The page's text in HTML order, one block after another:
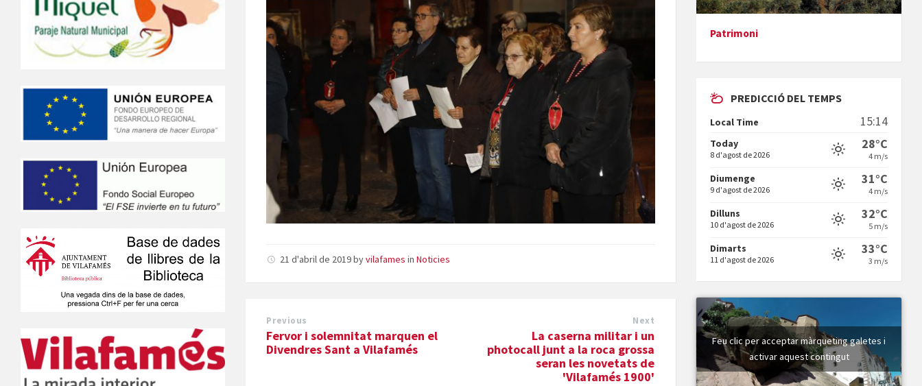
21 d'abril de 2019byvilafames inNoticies
Previous
Fervor i solemnitat marquen el
Divendres Sant a Vilafamés
Next
La caserna militar i un
photocall junt a la roca grossa
seran les novetats de
'Vilafamés 1900'
mare&quot;, d'Emma Zafon
Vermuts a la Font. Hit parit
Patrimoni
PREDICCIÓ DEL TEMPS
Local Time 15:14
Today
8 d'agost de 2026
28°C
4 m/s
Diumenge
9 d'agost de 2026
31°C
4 m/s
Dilluns
10 d'agost de 2026
32°C
5 m/s
Dimarts
11 d'agost de 2026
33°C
3 m/s
Feu clic per acceptar màrqueting galetes i
activar aquest contingut